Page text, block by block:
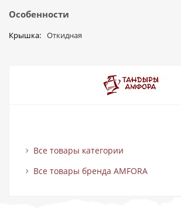
Особенности
Крышка Откидная
Все товары категории
Все товары бренда AMFORA